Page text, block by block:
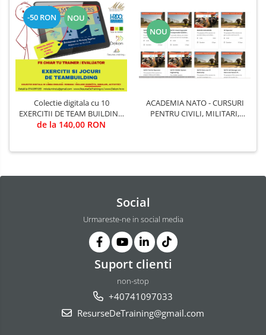
-50 RON NOU
Colectie digitala cu 10
EXERCITII DE TEAM BUILDING
(utila in Training & Evaluare)
de la 140,00 RON
NOU
ACADEMIA NATO - CURSURI
PENTRU CIVILI, MILITARI,
COMANDA, REACTIE RAPIDA,
Social
Urmareste-ne in social media
Suport clienti
non-stop
+40741097033
ResurseDeTraining@gmail.com